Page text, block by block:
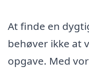
At finde en
behøver ikke at
opgave. Med